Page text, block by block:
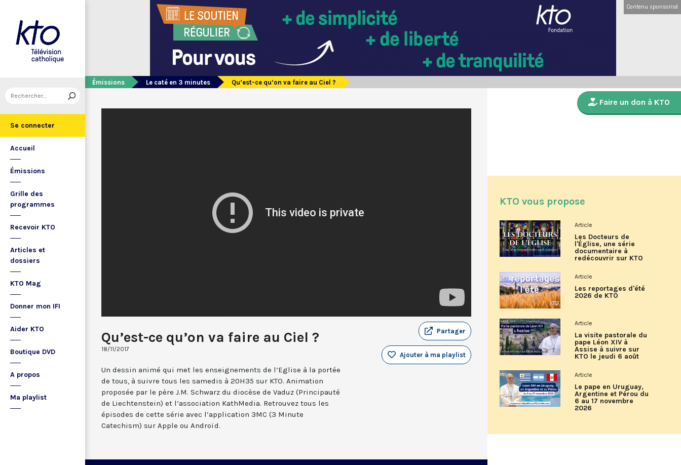
Se connecter
Accueil
Émissions
Grille des
programmes
Recevoir KTO
Articles et
dossiers
KTO Mag
Donner mon IFI
Aider KTO
Boutique DVD
A propos
Ma playlist
Contenu sponsorisé
Émissions Le caté en 3 minutes Qu’est-ce qu’on va faire au Ciel ?
Qu’est-ce qu’on va faire au Ciel ?
18/11/2017
Partager
Ajouter à ma playlist
Un dessin animé qui met les enseignements de l’Eglise à la portée
de tous, à suivre tous les samedis à 20H35 sur KTO. Animation
proposée par le père J.M. Schwarz du diocèse de Vaduz (Principauté
de Liechtenstein) et l’association KathMedia. Retrouvez tous les
épisodes de cette série avec l’application 3MC (3 Minute
Catechism) sur Apple ou Androïd.
Faire un don à KTO
KTO vous propose
Article
Les Docteurs de
l'Église, une série
documentaire à
redécouvrir sur KTO
Article
Les reportages d'été
2026 de KTO
Article
La visite pastorale du
pape Léon XIV à
Assise à suivre sur
KTO le jeudi 6 août
Article
Le pape en Uruguay,
Argentine et Pérou du
6 au 17 novembre
2026